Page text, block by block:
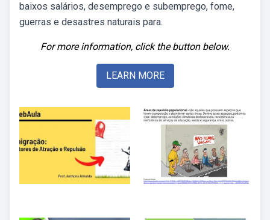
baixos salários, desemprego e subemprego, fome,
guerras e desastres naturais para.
For more information, click the button below.
LEARN MORE